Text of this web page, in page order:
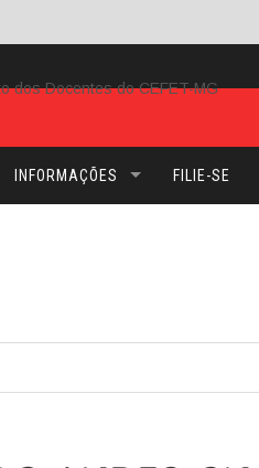
INFORMAÇÕES FILIE-SE